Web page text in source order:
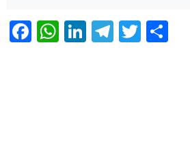
Facebook
WhatsApp
LinkedIn
Telegram